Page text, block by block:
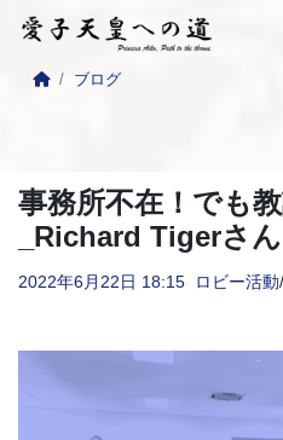
ブログ
事務所不在！でも
_Richard Tigerさん
2022年6月22日 18:15 ロビー活動/